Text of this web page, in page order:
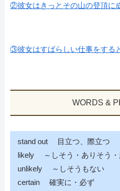
②彼女はきっとその山の登頂に
③彼女はすばらしい仕事をする
WORDS &
stand out 目立つ、際立つ
likely ～しそう・ありそう・
unlikely ～しそうもない
certain 確実に・必ず